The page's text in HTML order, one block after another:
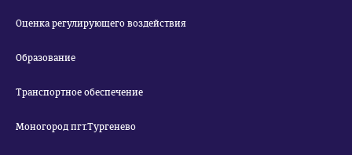
Оценка регулирующего воздействия
Образование
Транспортное обеспечение
Моногород пгт.Тургенево